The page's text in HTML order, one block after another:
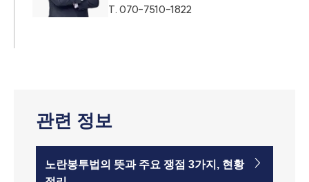
T.070-7510-1822
관련 정보
노란봉투법의 뜻과 주요 쟁점 3가지, 현황